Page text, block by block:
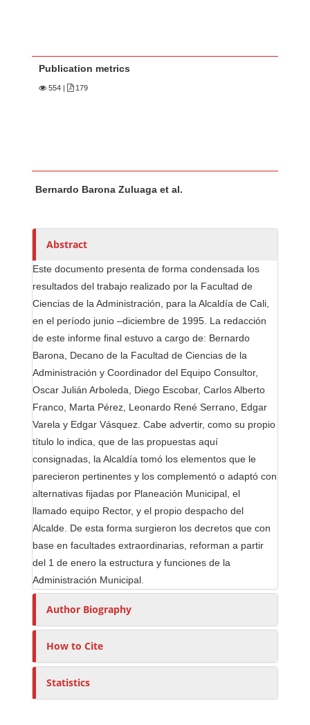
Publication metrics
554 179
u
h
r
Bernardo Barona Zuluaga et al.
Abstract
Este documento presenta de forma condensada los
resultados del trabajo realizado por la Facultad de
Ciencias de la Administración, para la Alcaldía de Cali,
en el período junio –diciembre de 1995. La redacción
de este informe final estuvo a cargo de: Bernardo
Barona, Decano de la Facultad de Ciencias de la
Administración y Coordinador del Equipo Consultor,
Oscar Julián Arboleda, Diego Escobar, Carlos Alberto
Franco, Marta Pérez, Leonardo René Serrano, Edgar
Varela y Edgar Vásquez. Cabe advertir, como su propio
título lo indica, que de las propuestas aquí
consignadas, la Alcaldía tomó los elementos que le
parecieron pertinentes y los complementó o adaptó con
alternativas fijadas por Planeación Municipal, el
llamado equipo Rector, y el propio despacho del
Alcalde. De esta forma surgieron los decretos que con
base en facultades extraordinarias, reforman a partir
del 1 de enero la estructura y funciones de la
Administración Municipal.
Author Biography
How to Cite
Statistics